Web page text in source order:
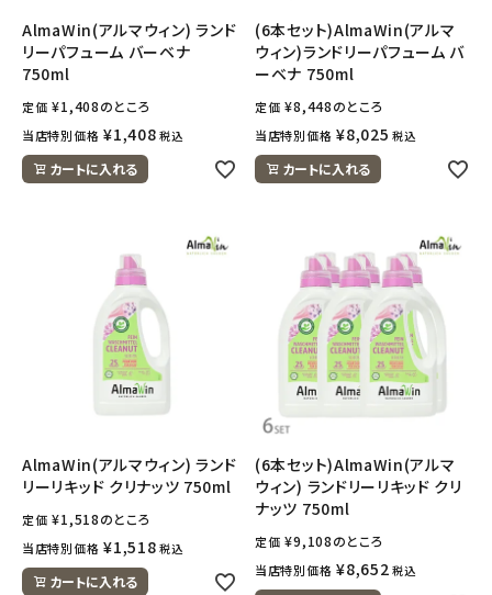
AlmaWin(アルマウィン) ランド
リーパフューム バーベナ
750ml
定価 ¥1,408のところ
当店特別価格 ¥1,408 税込
カートに入れる
(6本セット)AlmaWin(アルマ
ウィン)ランドリーパフューム バ
ーベナ 750ml
定価 ¥8,448のところ
当店特別価格 ¥8,025 税込
カートに入れる
AlmaWin(アルマウィン) ランド
リーリキッド クリナッツ 750ml
定価 ¥1,518のところ
当店特別価格 ¥1,518 税込
カートに入れる
(6本セット)AlmaWin(アルマ
ウィン) ランドリーリキッド クリ
ナッツ 750ml
定価 ¥9,108のところ
当店特別価格 ¥8,652 税込